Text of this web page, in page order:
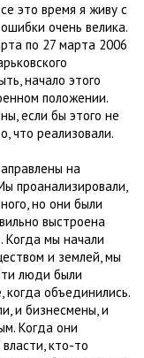
это время я живу с
очень велика.
по 27 марта 2006
начало этого
положении.
если бы этого не
что реализовали.
на
проанализировали,
но они были
выстроена
Когда мы начали
и землей, мы
люди были
когда объединились.
и бизнесмены, и
Когда они
кто-то